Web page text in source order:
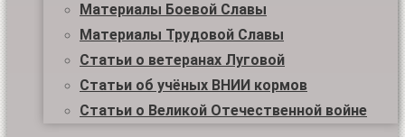
Материалы Боевой Славы
Материалы Трудовой Славы
Статьи о ветеранах Луговой
Статьи об учёных ВНИИ кормов
Статьи о Великой Отечественной войне